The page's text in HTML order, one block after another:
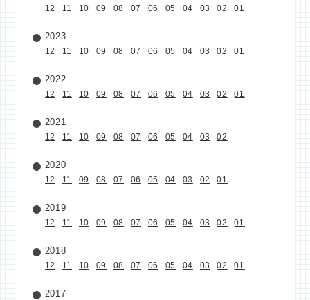
12 11 10 09 08 07 06 05 04 03 02 01
2023
12 11 10 09 08 07 06 05 04 03 02 01
2022
12 11 10 09 08 07 06 05 04 03 02 01
2021
12 11 10 09 08 07 06 05 04 03 02
2020
12 11 09 08 07 06 05 04 03 02 01
2019
12 11 10 09 08 07 06 05 04 03 02 01
2018
12 11 10 09 08 07 06 05 04 03 02 01
2017